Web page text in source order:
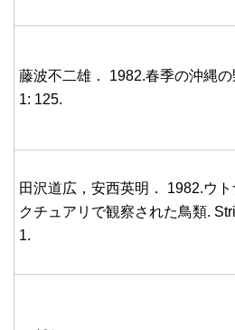
藤波不二雄． 1982.春季の沖縄
1: 125.
田沢道広，安西英明． 1982.ウ
クチュアリで観察された鳥類.
1.